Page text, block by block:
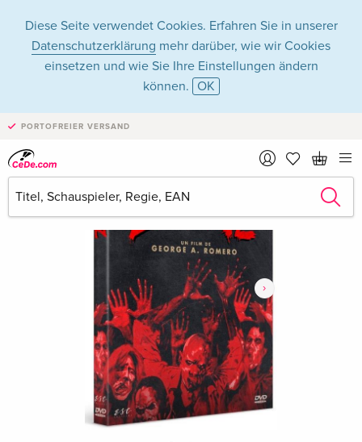
Diese Seite verwendet Cookies. Erfahren Sie in unserer
Datenschutzerklärung mehr darüber, wie wir Cookies
einsetzen und wie Sie Ihre Einstellungen ändern
können. OK
PORTOFREIER VERSAND
›